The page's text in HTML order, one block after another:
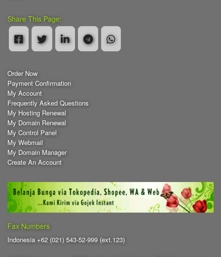
Share This Page:
Order Now
Payment Confirmation
My Account
Frequently Asked Questions
My Hosting Renewal
My Domain Renewal
My Control Panel
My Webmail
My Domain Manager
Create An Account
Fax Numbers
Indonesia +62 (021) 543-52-999 (ext.123)